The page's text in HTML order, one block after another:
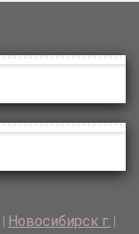
Новосибирск г.